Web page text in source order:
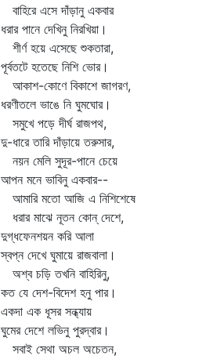
বাহিরে এসে দাঁড়ানু একবার
ধরার পানে দেখিনু নিরখিয়া।
শীর্ণ হয়ে এসেছে শুকতারা,
পূর্বতটে হতেছে নিশি ভোর।
আকাশ-কোণে বিকাশে জাগরণ,
ধরণীতলে ভাঙে নি ঘুমঘোর।
সমুখে পড়ে দীর্ঘ রাজপথ,
দু-ধারে তারি দাঁড়ায়ে তরুসার,
নয়ন মেলি সুদূর-পানে চেয়ে
আপন মনে ভাবিনু একবার--
আমারি মতো আজি এ নিশিশেষে
ধরার মাঝে নূতন কোন্‌ দেশে,
দুগ্ধফেনশয়ন করি আলা
স্বপ্ন দেখে ঘুমায়ে রাজবালা।
অশ্ব চড়ি তখনি বাহিরিনু,
কত যে দেশ-বিদেশ হনু পার।
একদা এক ধূসর সন্ধ্যায়
ঘুমের দেশে লভিনু পুরদ্বার।
সবাই সেথা অচল অচেতন,